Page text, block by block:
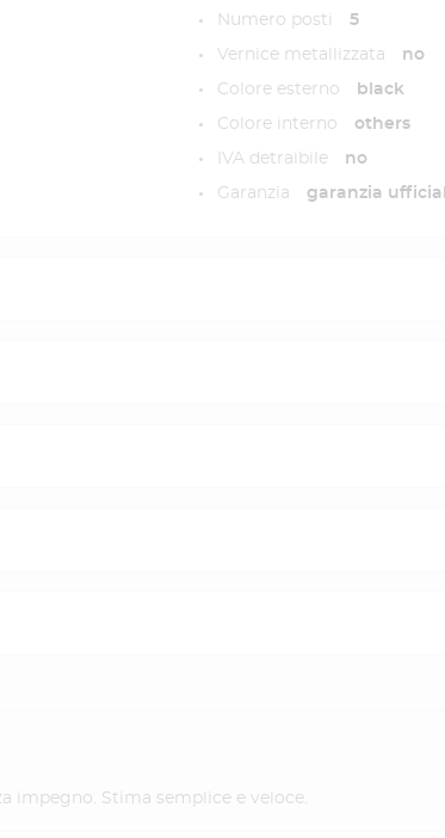
Numero posti 5
Vernice metallizzata no
Colore esterno black
Colore interno others
IVA detraibile no
Garanzia garanzia
impegno. Stima semplice e veloce.